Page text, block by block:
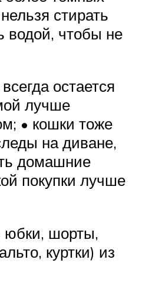
стирать
водой, чтобы не
остается
лучше
• кошки тоже
на диване,
домашние
покупки лучше
юбки, шорты,
куртки) из